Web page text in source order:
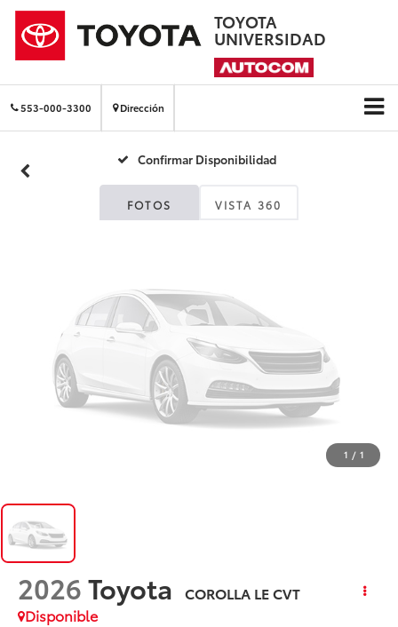
TOYOTA
UNIVERSIDAD
553-000-3300 Dirección
Confirmar Disponibilidad
FOTOS VISTA 360
Fotos No
Disponibles
Por favor, revise luego
1 / 1
2026Toyota
COROLLA LE CVT
Disponible